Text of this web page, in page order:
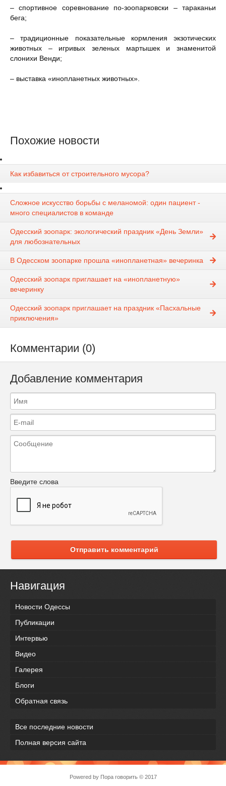
– спортивное соревнование по-зоопарковски – тараканьи
бега;
– традиционные показательные кормления экзотических
животных – игривых зеленых мартышек и знаменитой
слонихи Венди;
– выставка «инопланетных животных».
Похожие новости
Как избавиться от строительного мусора?
Сложное искусство борьбы с меланомой: один пациент -
много специалистов в команде
Одесский зоопарк: экологический праздник «День Земли»
для любознательных
В Одесском зоопарке прошла «инопланетная» вечеринка
Одесский зоопарк приглашает на «инопланетную»
вечеринку
Одесский зоопарк приглашает на праздник «Пасхальные
приключения»
Комментарии (0)
Добавление комментария
Введите слова
Отправить комментарий
Навигация
Новости Одессы
Публикации
Интервью
Видео
Галерея
Блоги
Обратная связь
Все последние новости
Полная версия сайта
Powered by Пора говорить© 2017